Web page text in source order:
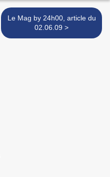
Le Mag by 24h00, article du
02.06.09 >